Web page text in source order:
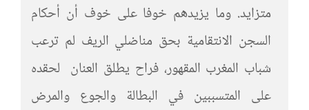
متزايد. وما يزيدهم خوفا على خوف أن أحكام
السجن الانتقامية بحق مناضلي الريف لم ترعب
شباب المغرب المقهور، فراح يطلق العنان لحقده
على المتسببين في البطالة والجوع والمرض